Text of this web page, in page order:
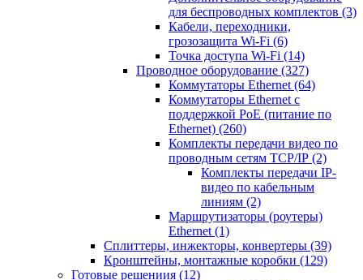
для беспроводных комплектов (3)
Кабели, переходники,
грозозащита Wi-Fi (6)
Точка доступа Wi-Fi (14)
Проводное оборудование (327)
Коммутаторы Ethernet (64)
Коммутаторы Ethernet с
поддержкой PoE (питание по
Ethernet) (260)
Комплекты передачи видео по
проводным сетям TCP/IP (2)
Комплекты передачи IP-
видео по кабельным
линиям (2)
Маршрутизаторы (роутеры)
Ethernet (1)
Сплиттеры, инжекторы, конвертеры (39)
Кронштейны, монтажные коробки (129)
Готовые решениия (12)